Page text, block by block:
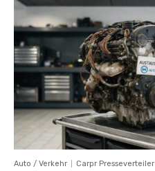
Auto / Verkehr Carpr Presseverteiler